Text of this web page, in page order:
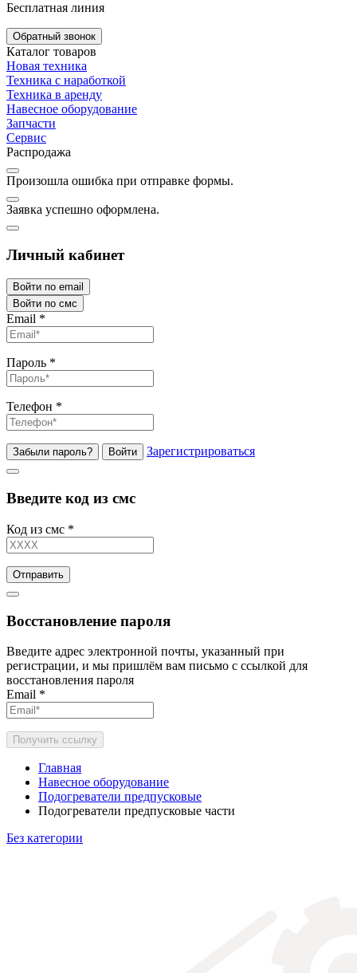
Бесплатная линия
Обратный звонок
Каталог товаров
Новая техника
Техника с наработкой
Техника в аренду
Навесное оборудование
Запчасти
Сервис
Распродажа
Произошла ошибка при отправке формы.
Заявка успешно оформлена.
Личный кабинет
Войти по email
Войти по смс
Email *
Пароль *
Телефон *
Забыли пароль? Войти Зарегистрироваться
Введите код из смс
Код из смс *
Отправить
Восстановление пароля
Введите адрес электронной почты, указанный при
регистрации, и мы пришлём вам письмо с ссылкой для
восстановления пароля
Email *
Получить ссылку
Главная
Навесное оборудование
Подогреватели предпусковые
Подогреватели предпусковые части
Без категории